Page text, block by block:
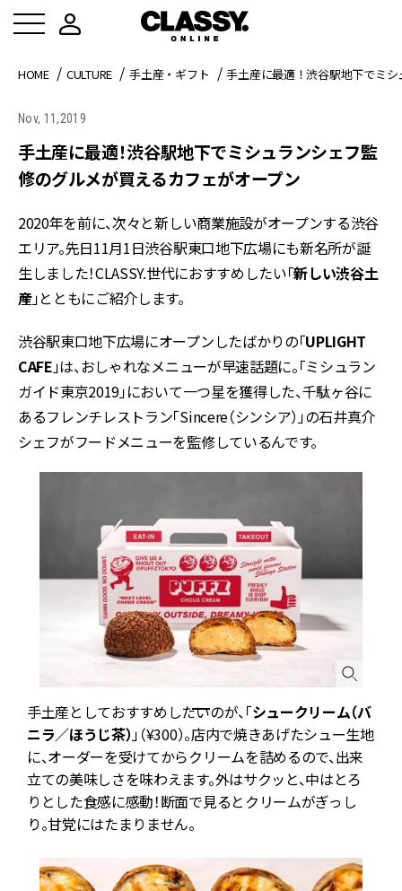
HOME CULTURE 手土産・ギフト 手土産に最適！渋谷駅地下でミ
Nov, 11,2019
手土産に最適！渋谷駅地下でミシュランシェフ監
修のグルメが買えるカフェがオープン
2020年を前に、次々と新しい商業施設がオープンする渋谷
エリア。先日11月1日渋谷駅東口地下広場にも新名所が誕
生しました！CLASSY.世代におすすめしたい「新しい渋谷土
産」とともにご紹介します。
渋谷駅東口地下広場にオープンしたばかりの「UPLIGHT
CAFE」は、おしゃれなメニューが早速話題に。「ミシュラン
ガイド東京2019」において一つ星を獲得した、千駄ヶ谷に
あるフレンチレストラン「Sincere（シンシア）」の石井真介
シェフがフードメニューを監修しているんです。
手土産としておすすめしたいのが、「シュークリーム（バ
ニラ／ほうじ茶）」（¥300）。店内で焼きあげたシュー生地
に、オーダーを受けてからクリームを詰めるので、出来
立ての美味しさを味わえます。外はサクッと、中はとろ
りとした食感に感動！断面で見るとクリームがぎっし
り。甘党にはたまりません。